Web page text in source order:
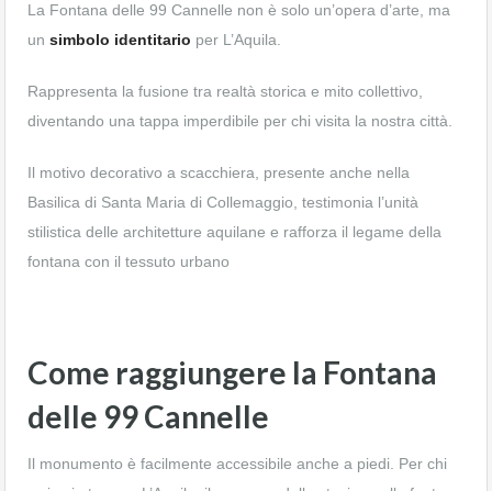
La Fontana delle 99 Cannelle non è solo un’opera d’arte, ma
un simbolo identitario per L’Aquila.
Rappresenta la fusione tra realtà storica e mito collettivo,
diventando una tappa imperdibile per chi visita la nostra città.
Il motivo decorativo a scacchiera, presente anche nella
Basilica di Santa Maria di Collemaggio, testimonia l’unità
stilistica delle architetture aquilane e rafforza il legame della
fontana con il tessuto urbano
Come raggiungere la Fontana
delle 99 Cannelle
Il monumento è facilmente accessibile anche a piedi. Per chi